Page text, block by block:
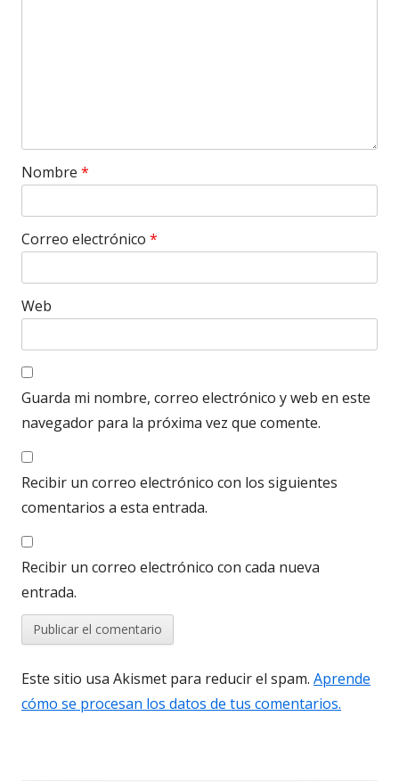
Nombre *
Correo electrónico *
Web
Guarda mi nombre, correo electrónico y web en este
navegador para la próxima vez que comente.
Recibir un correo electrónico con los siguientes
comentarios a esta entrada.
Recibir un correo electrónico con cada nueva
entrada.
Este sitio usa Akismet para reducir el spam. Aprende
cómo se procesan los datos de tus comentarios.